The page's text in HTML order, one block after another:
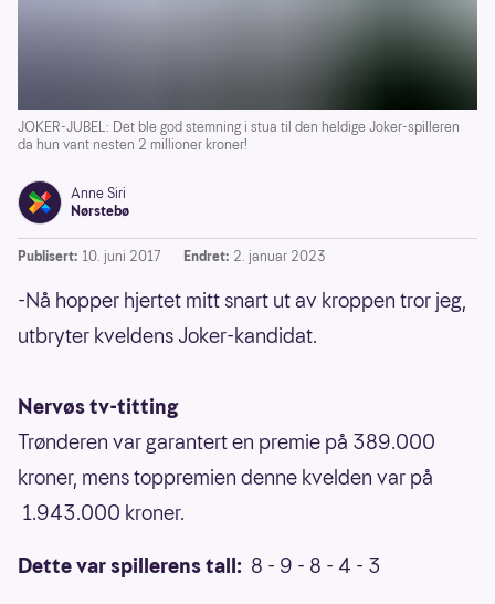
JOKER-JUBEL: Det ble god stemning i stua til den heldige Joker-spilleren
da hun vant nesten 2 millioner kroner!
Anne Siri
Nørstebø
Publisert: 10. juni 2017 Endret: 2. januar 2023
-Nå hopper hjertet mitt snart ut av kroppen tror jeg,
utbryter kveldens Joker-kandidat.
Nervøs tv-titting
Trønderen var garantert en premie på 389.000
kroner, mens toppremien denne kvelden var på
1.943.000 kroner.
Dette var spillerens tall: 8 - 9 - 8 - 4 - 3